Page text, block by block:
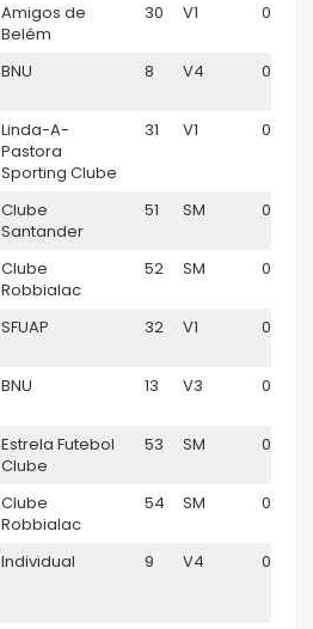
Amigos de
Belém
30 V1
BNU 8 V4
Linda-A-
Pastora
Sporting Clube
31 V1
Clube
Santander
51 SM 01:10:51
Clube
Robbialac
52 SM
SFUAP 32 V1
BNU 13 V3
Estrela Futebol
Clube
53 SM 01:11:04
Clube
Robbialac
54 SM 01:11:17
Individual 9 V4 01:11:49